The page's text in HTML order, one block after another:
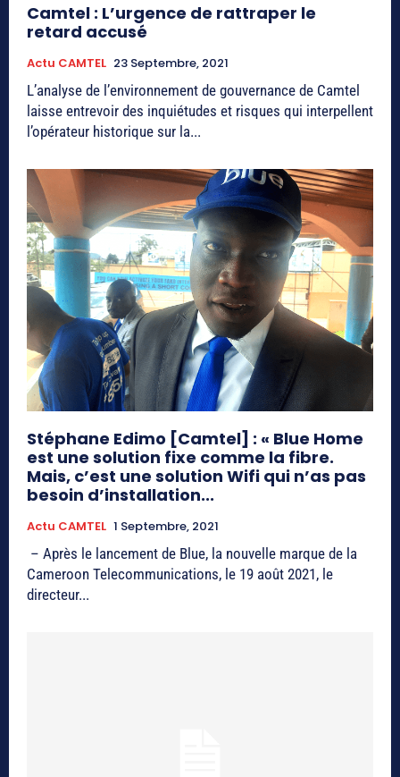
Camtel : L’urgence de rattraper le
retard accusé
Actu CAMTEL 23 Septembre, 2021
L’analyse de l’environnement de gouvernance de Camtel
laisse entrevoir des inquiétudes et risques qui interpellent
l’opérateur historique sur la...
Stéphane Edimo [Camtel] : « Blue Home
est une solution fixe comme la fibre.
Mais, c’est une solution Wifi qui n’as pas
besoin d’installation...
Actu CAMTEL 1 Septembre, 2021
– Après le lancement de Blue, la nouvelle marque de la
Cameroon Telecommunications, le 19 août 2021, le
directeur...